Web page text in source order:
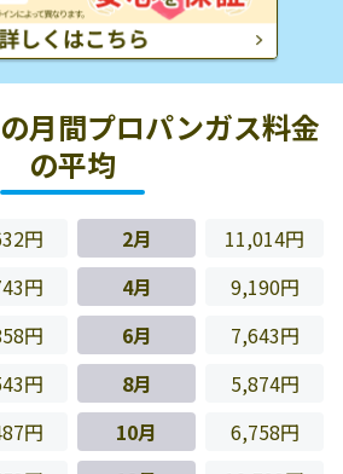
月間プロパンガス料金
の平均
円 2月
11,014円
円 4月
9,190円
円 6月
7,643円
円 8月
5,874円
円 10月
6,758円